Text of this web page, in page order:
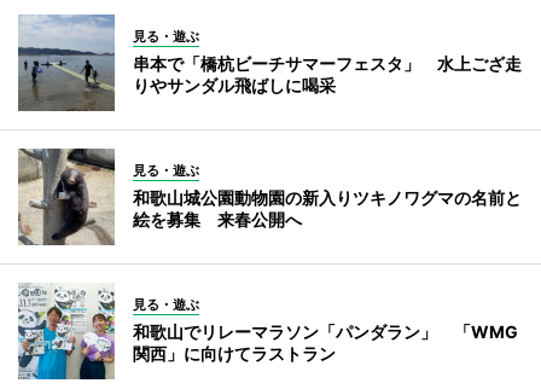
見る・遊ぶ
串本で「橋杭ビーチサマーフェスタ」 水上ござ走
りやサンダル飛ばしに喝采
見る・遊ぶ
和歌山城公園動物園の新入りツキノワグマの名前と
絵を募集 来春公開へ
見る・遊ぶ
和歌山でリレーマラソン「パンダラン」 「WMG
関西」に向けてラストラン